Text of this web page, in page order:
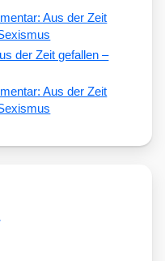
Aus der Zeit
der Zeit gefallen –
Aus der Zeit